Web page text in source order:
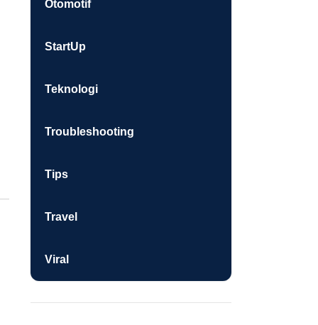
Otomotif
StartUp
Teknologi
Troubleshooting
Tips
Travel
Viral